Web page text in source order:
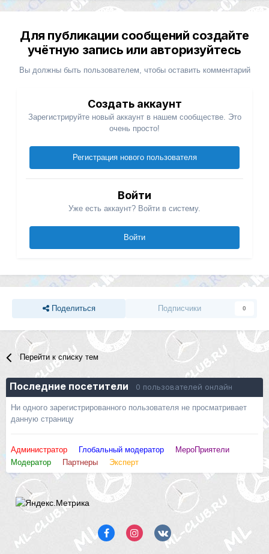
Для публикации сообщений создайте
учётную запись или авторизуйтесь
Вы должны быть пользователем, чтобы оставить комментарий
Создать аккаунт
Зарегистрируйте новый аккаунт в нашем сообществе. Это
очень просто!
Регистрация нового пользователя
Войти
Уже есть аккаунт? Войти в систему.
Войти
Поделиться Подписчики 0
Перейти к списку тем
Последние посетители 0 пользователей онлайн
Ни одного зарегистрированного пользователя не просматривает
данную страницу
Администратор Глобальный модератор
МероПриятели
Модератор
Партнеры Эксперт